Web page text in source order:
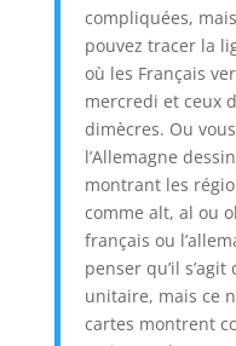
compliquées,
pouvez tracer la
où les Français
mercredi et ceux
dimècres. Ou
l’Allemagne
montrant les
comme alt, al ou
français ou
penser qu’il
unitaire, mais ce
cartes montrent